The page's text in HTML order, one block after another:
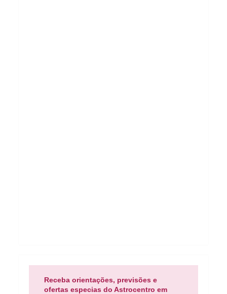
Receba orientações, previsões e
ofertas especias do Astrocentro em